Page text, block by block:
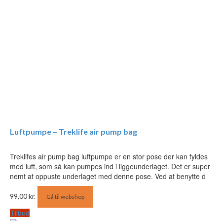
Luftpumpe – Treklife air pump bag
Treklifes air pump bag luftpumpe er en stor pose der kan fyldes
med luft, som så kan pumpes ind i liggeunderlaget. Det er super
nemt at oppuste underlaget med denne pose. Ved at benytte d
99,00kr. Gå til webshop
Tilbud